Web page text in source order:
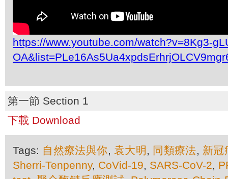
https://www.youtube.com/watch?v=8Kg3-
第一節 Section 1
下載 Download
Tags: 自然療法與你, 袁大明 , 同類療法, 新冠
Sherri-Tenpenny, CoVid-19, SARS-CoV-2,